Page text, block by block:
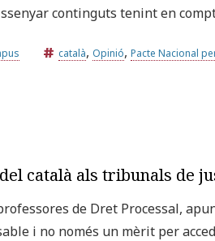
continguts tenint en
català, Opinió, Pacte Nacional
català als tribunals de
de Dret Processal,
i no només un mèrit per